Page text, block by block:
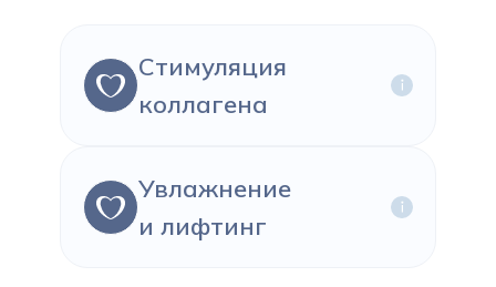
Стимуляция
коллагена
Увлажнение
и лифтинг